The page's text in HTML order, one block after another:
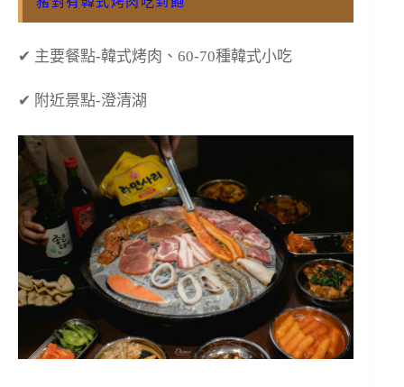
✔ 主要餐點-韓式烤肉、60-70種韓式小吃
✔ 附近景點-澄清湖